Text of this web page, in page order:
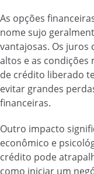
As opções
nome sujo
vantajosas. Os juros
altos e as condições
de crédito liberado
evitar grandes
financeiras.
Outro impacto
econômico e
crédito pode
como iniciar um